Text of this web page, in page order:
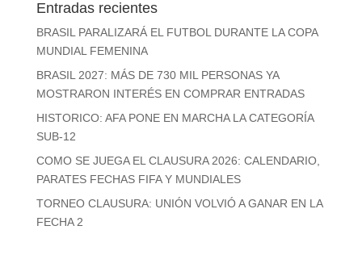
Entradas recientes
BRASIL PARALIZARÁ EL FUTBOL DURANTE LA COPA
MUNDIAL FEMENINA
BRASIL 2027: MÁS DE 730 MIL PERSONAS YA
MOSTRARON INTERÉS EN COMPRAR ENTRADAS
HISTORICO: AFA PONE EN MARCHA LA CATEGORÍA
SUB-12
COMO SE JUEGA EL CLAUSURA 2026: CALENDARIO,
PARATES FECHAS FIFA Y MUNDIALES
TORNEO CLAUSURA: UNIÓN VOLVIÓ A GANAR EN LA
FECHA 2